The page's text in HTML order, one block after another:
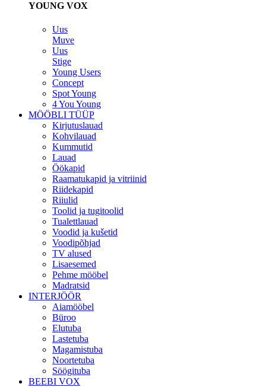
YOUNG VOX
Uus
Muve
Uus
Stige
Young Users
Concept
Spot Young
4 You Young
MÖÖBLI TÜÜP
Kirjutuslauad
Kohvilauad
Kummutid
Lauad
Öökapid
Raamatukapid ja vitriinid
Riidekapid
Riiulid
Toolid ja tugitoolid
Tualettlauad
Voodid ja kušetid
Voodipõhjad
TV alused
Lisaesemed
Pehme mööbel
Madratsid
INTERJÖÖR
Aiamööbel
Büroo
Elutuba
Lastetuba
Magamistuba
Noortetuba
Söögituba
BEEBI VOX